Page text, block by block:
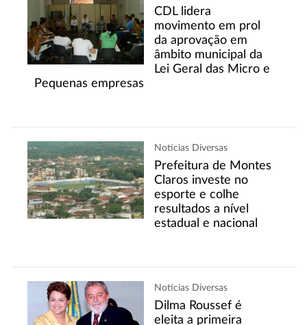
CDL lidera
movimento em prol
da aprovação em
âmbito municipal da
Lei Geral das Micro e
Pequenas empresas
Notícias Diversas
Prefeitura de Montes
Claros investe no
esporte e colhe
resultados a nível
estadual e nacional
Notícias Diversas
Dilma Roussef é
eleita a primeira